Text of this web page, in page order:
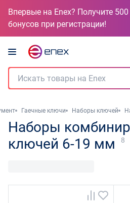
Впервые на Enex? Получите
бонусов при регистрации!
Гаечные ключи Наборы ключей
Наборы
ключей 6-19 мм
8